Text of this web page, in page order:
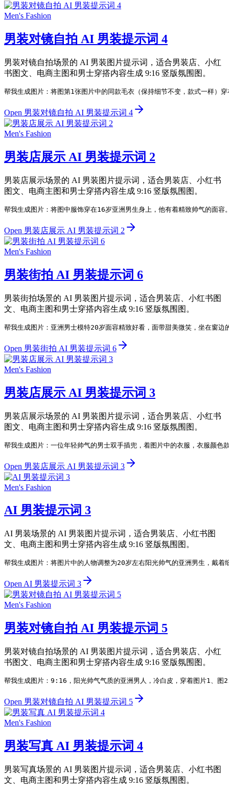
Men's Fashion
男装对镜自拍 AI 男装提示词 4
男装对镜自拍场景的 AI 男装图片提示词，适合男装店、小红
书图文、电商主图和男士穿搭内容生成 9:16 竖版氛围图。
帮我生成图片：将图第1张图片中的同款毛衣（保持细节不变，款式一样）
Open 男装对镜自拍 AI 男装提示词 4
Men's Fashion
男装店展示 AI 男装提示词 2
男装店展示场景的 AI 男装图片提示词，适合男装店、小红书
图文、电商主图和男士穿搭内容生成 9:16 竖版氛围图。
帮我生成图片：将图中服饰穿在16岁亚洲男生身上，他有着精致帅气的面
Open 男装店展示 AI 男装提示词 2
Men's Fashion
男装街拍 AI 男装提示词 6
男装街拍场景的 AI 男装图片提示词，适合男装店、小红书图
文、电商主图和男士穿搭内容生成 9:16 竖版氛围图。
帮我生成图片：亚洲男士模特20岁面容精致好看，面带甜美微笑，坐在窗
Open 男装街拍 AI 男装提示词 6
Men's Fashion
男装店展示 AI 男装提示词 3
男装店展示场景的 AI 男装图片提示词，适合男装店、小红书
图文、电商主图和男士穿搭内容生成 9:16 竖版氛围图。
帮我生成图片：一位年轻帅气的男士双手插兜，着图片中的衣服，衣服颜
Open 男装店展示 AI 男装提示词 3
Men's Fashion
AI 男装提示词 3
AI 男装场景的 AI 男装图片提示词，适合男装店、小红书图
文、电商主图和男士穿搭内容生成 9:16 竖版氛围图。
帮我生成图片：将图片中的人物调整为20岁左右阳光帅气的亚洲男生，戴
Open AI 男装提示词 3
Men's Fashion
男装对镜自拍 AI 男装提示词 5
男装对镜自拍场景的 AI 男装图片提示词，适合男装店、小红
书图文、电商主图和男士穿搭内容生成 9:16 竖版氛围图。
帮我生成图片：9:16，阳光帅气气质的亚洲男人，冷白皮，穿着图片1、图
Open 男装对镜自拍 AI 男装提示词 5
Men's Fashion
男装写真 AI 男装提示词 4
男装写真场景的 AI 男装图片提示词，适合男装店、小红书图
文、电商主图和男士穿搭内容生成 9:16 竖版氛围图。